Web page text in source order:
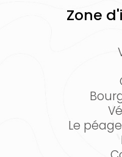
Zone
Le